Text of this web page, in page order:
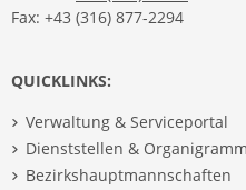
Fax: +43 (316) 877-2294
QUICKLINKS:
Verwaltung & Serviceportal
Dienststellen & Organigramm
Bezirkshauptmannschaften